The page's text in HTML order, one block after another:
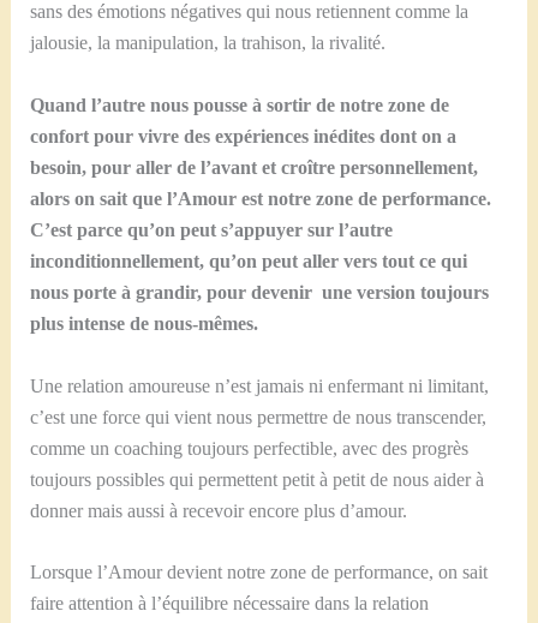
sans des émotions négatives qui nous retiennent comme la
jalousie, la manipulation, la trahison, la rivalité.
Quand l’autre nous pousse à sortir de notre zone de
confort pour vivre des expériences inédites dont on a
besoin, pour aller de l’avant et croître personnellement,
alors on sait que l’Amour est notre zone de performance.
C’est parce qu’on peut s’appuyer sur l’autre
inconditionnellement, qu’on peut aller vers tout ce qui
nous porte à grandir, pour devenir une version toujours
plus intense de nous-mêmes.
Une relation amoureuse n’est jamais ni enfermant ni limitant,
c’est une force qui vient nous permettre de nous transcender,
comme un coaching toujours perfectible, avec des progrès
toujours possibles qui permettent petit à petit de nous aider à
donner mais aussi à recevoir encore plus d’amour.
Lorsque l’Amour devient notre zone de performance, on sait
faire attention à l’équilibre nécessaire dans la relation